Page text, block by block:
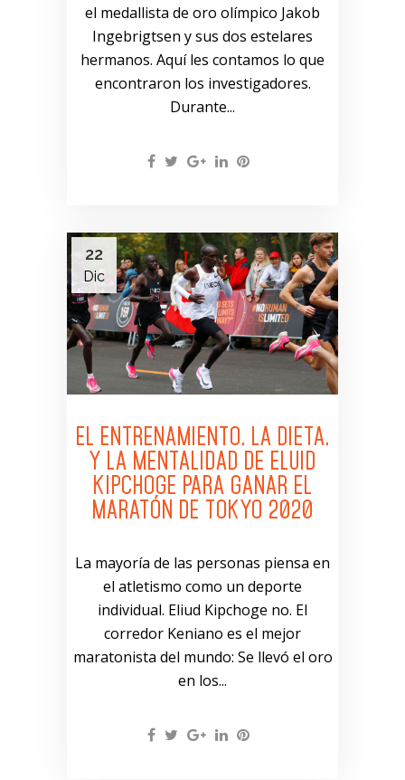
el medallista de oro olímpico Jakob
Ingebrigtsen y sus dos estelares
hermanos. Aquí les contamos lo que
encontraron los investigadores.
Durante...
22
Dic
EL ENTRENAMIENTO, LA DIETA,
Y LA MENTALIDAD DE ELUID
KIPCHOGE PARA GANAR EL
MARATÓN DE TOKYO 2020
La mayoría de las personas piensa en
el atletismo como un deporte
individual. Eliud Kipchoge no. El
corredor Keniano es el mejor
maratonista del mundo: Se llevó el oro
en los...